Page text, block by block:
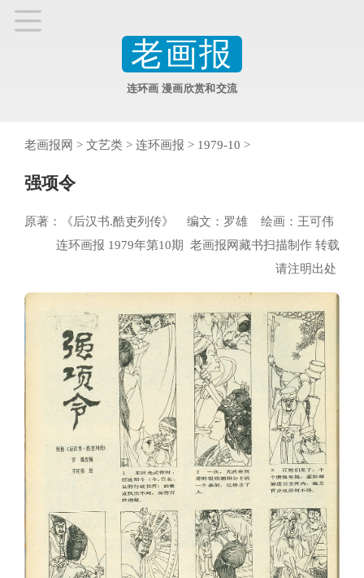
老画报
连环画 漫画欣赏和交流
老画报网 > 文艺类 > 连环画报 > 1979-10 >
强项令
原著：《后汉书.酷吏列传》 编文：罗雄 绘画：王可伟
连环画报 1979年第10期 老画报网藏书扫描制作 转载
请注明出处